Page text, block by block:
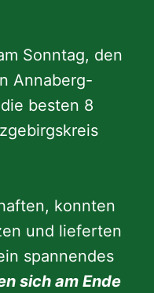
Sonntag, den
Annaberg-
besten 8
konnten
und lieferten
spannendes
sich am Ende